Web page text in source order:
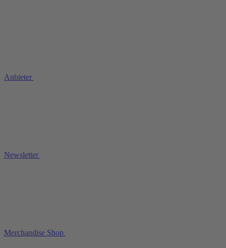
Anbieter
Newsletter
Merchandise Shop